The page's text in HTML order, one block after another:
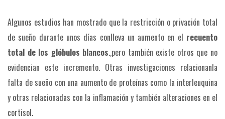
Algunos estudios han mostrado que la restricción o privación total
de sueño durante unos días conlleva un aumento en el recuento
total de los glóbulos blancos.,pero también existe otros que no
evidencian este incremento. Otras investigaciones relacionanla
falta de sueño con una aumento de proteínas como la interleuquina
y otras relacionadas con la inflamación y también alteraciones en el
cortisol.